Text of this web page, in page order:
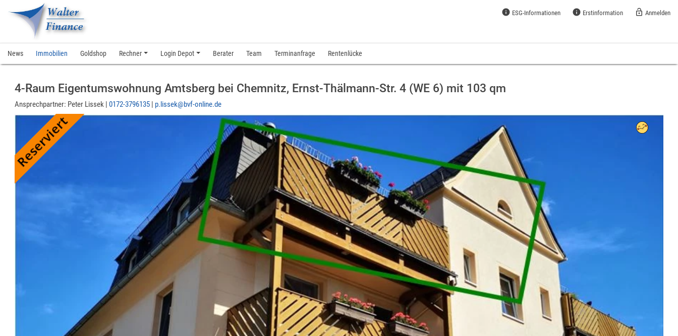
info ESG-Informationen info Erstinformation lock_open Anmelden
News Immobilien Goldshop Rechner Login Depot Berater Team Terminanfrage Rentenlücke
4-Raum Eigentumswohnung Amtsberg bei Chemnitz, Ernst-Thälmann-Str. 4 (WE 6) mit 103 qm
Ansprechpartner: Peter Lissek | 0172-3796135 | p.lissek@bvf-online.de